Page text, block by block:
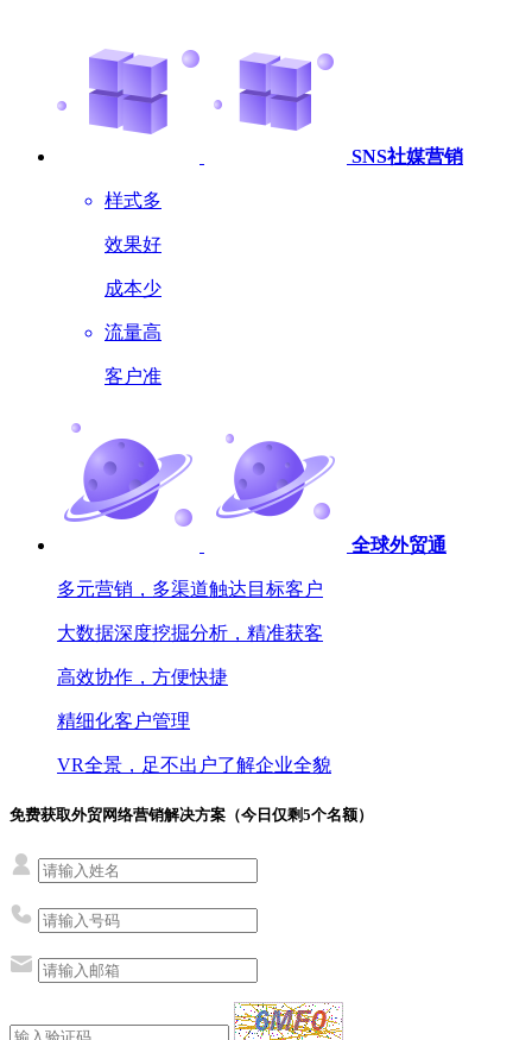
SNS社媒营销
样式多
效果好
成本少
流量高
客户准
全球外贸通
多元营销，多渠道触达目标客户
大数据深度挖掘分析，精准获客
高效协作，方便快捷
精细化客户管理
VR全景，足不出户了解企业全貌
免费获取外贸网络营销解决方案（今日仅剩5个名额）